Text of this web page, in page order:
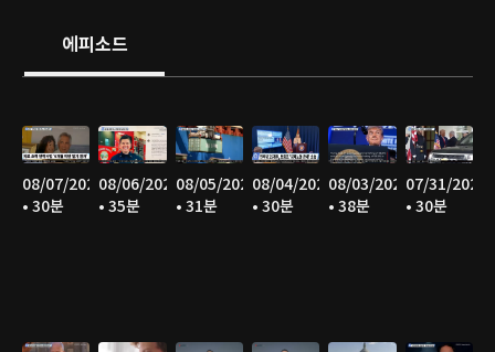
에피소드
08/07/2026
• 30분
08/06/2026
• 35분
08/05/2026
• 31분
08/04/2026
• 30분
08/03/2026
• 38분
07/31/2026
• 30분